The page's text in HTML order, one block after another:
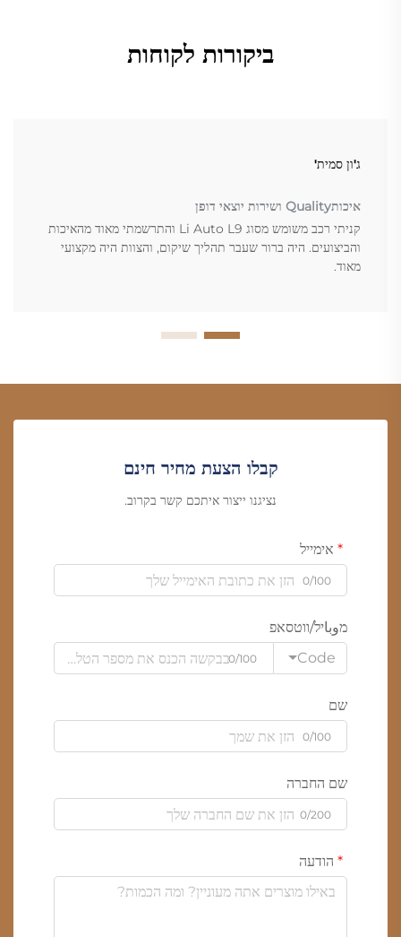
ביקורות לקוחות
ג'ון סמית'
איכותQuality ושירות יוצאי דופן
קניתי רכב משומש מסוג Li Auto L9 והתרשמתי מאוד מהאיכות
והביצועים. היה ברור שעבר תהליך שיקום, והצוות היה מקצועי
מאוד.
קבלו הצעת מחיר חינם
נציגנו ייצור איתכם קשר בקרוב.
אימייל
0/100
מوباיל/ווטסאפ
Code
0/100
שם
0/100
שם החברה
0/200
הודעה